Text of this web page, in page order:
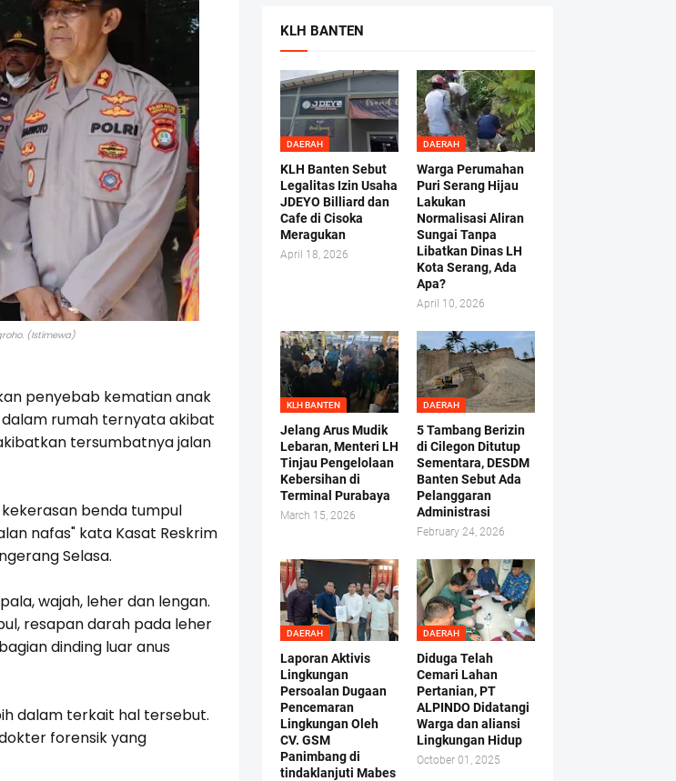
(Istimewa)
penyebab kematian anak
rumah ternyata akibat
tersumbatnya jalan
benda tumpul
nafas" kata Kasat Reskrim
Selasa.
wajah, leher dan lengan.
resapan darah pada leher
dinding luar anus
dalam terkait hal tersebut.
forensik yang
KLH BANTEN
DAERAH
KLH Banten Sebut
Legalitas Izin Usaha
JDEYO Billiard dan
Cafe di Cisoka
Meragukan
April 18, 2026
DAERAH
Warga Perumahan
Puri Serang Hijau
Lakukan
Normalisasi Aliran
Sungai Tanpa
Libatkan Dinas LH
Kota Serang, Ada
Apa?
April 10, 2026
KLH BANTEN
Jelang Arus Mudik
Lebaran, Menteri LH
Tinjau Pengelolaan
Kebersihan di
Terminal Purabaya
March 15, 2026
DAERAH
5 Tambang Berizin
di Cilegon Ditutup
Sementara, DESDM
Banten Sebut Ada
Pelanggaran
Administrasi
February 24, 2026
DAERAH
Laporan Aktivis
Lingkungan
Persoalan Dugaan
Pencemaran
Lingkungan Oleh
CV. GSM
Panimbang di
tindaklanjuti Mabes
DAERAH
Diduga Telah
Cemari Lahan
Pertanian, PT
ALPINDO Didatangi
Warga dan aliansi
Lingkungan Hidup
October 01, 2025